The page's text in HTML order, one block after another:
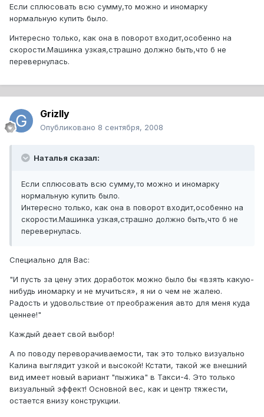
Если сплюсовать всю сумму,то можно и иномарку
нормальную купить было.
Интересно только, как она в поворот входит,особенно на
скорости.Машинка узкая,страшно должно быть,что б не
перевернулась.
Grizlly
Опубликовано 8 сентября, 2008
Наталья сказал:
Если сплюсовать всю сумму,то можно и иномарку
нормальную купить было.
Интересно только, как она в поворот входит,особенно на
скорости.Машинка узкая,страшно должно быть,что б не
перевернулась.
Специально для Вас:
"И пусть за цену этих доработок можно было бы «взять какую-
нибудь иномарку и не мучиться», я ни о чем не жалею.
Радость и удовольствие от преображения авто для меня куда
ценнее!"
Каждый деает свой выбор!
А по поводу переворачиваемости, так это только визуально
Калина выглядит узкой и высокой! Кстати, такой же внешний
вид имеет новый вариант "пыжика" в Такси-4. Это только
визуальный эффект! Основной вес, как и центр тяжести,
остается внизу конструкции.